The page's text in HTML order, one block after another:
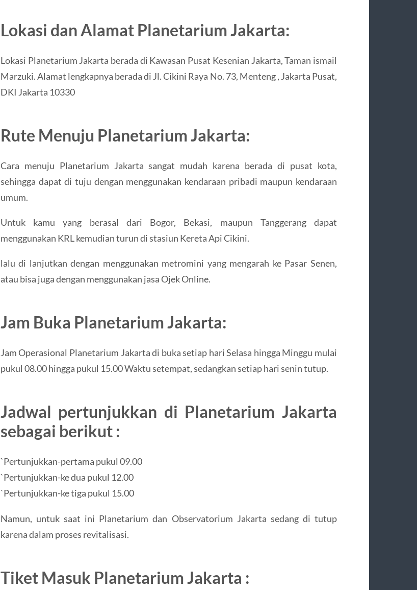
Lokasi dan Alamat Planetarium Jakarta:
Lokasi Planetarium Jakarta berada di Kawasan Pusat Kesenian Jakarta, Taman ismail
Marzuki. Alamat lengkapnya berada di Jl. Cikini Raya No. 73, Menteng , Jakarta Pusat,
DKI Jakarta 10330
Rute Menuju Planetarium Jakarta:
Cara menuju Planetarium Jakarta sangat mudah karena berada di pusat kota,
sehingga dapat di tuju dengan menggunakan kendaraan pribadi maupun kendaraan
umum.
Untuk kamu yang berasal dari Bogor, Bekasi, maupun Tanggerang dapat
menggunakan KRL kemudian turun di stasiun Kereta Api Cikini.
lalu di lanjutkan dengan menggunakan metromini yang mengarah ke Pasar Senen,
atau bisa juga dengan menggunakan jasa Ojek Online.
Jam Buka Planetarium Jakarta:
Jam Operasional Planetarium Jakarta di buka setiap hari Selasa hingga Minggu mulai
pukul 08.00 hingga pukul 15.00 Waktu setempat, sedangkan setiap hari senin tutup.
Jadwal pertunjukkan di Planetarium Jakarta
sebagai berikut :
`Pertunjukkan-pertama pukul 09.00
`Pertunjukkan-ke dua pukul 12.00
`Pertunjukkan-ke tiga pukul 15.00
Namun, untuk saat ini Planetarium dan Observatorium Jakarta sedang di tutup
karena dalam proses revitalisasi.
Tiket Masuk Planetarium Jakarta :